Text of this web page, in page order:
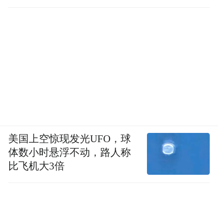
美国上空惊现发光UFO，球
体数小时悬浮不动，路人称
比飞机大3倍